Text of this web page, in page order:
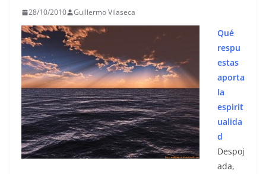
28/10/2010 Guillermo Vilaseca
Qué
respu
estas
aporta
la
espirit
ualida
d
Despoj
ada,